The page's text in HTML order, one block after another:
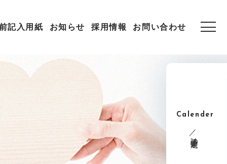
記入用紙 お知らせ 採用情報 お問い合わせ
Calender
診療予定表